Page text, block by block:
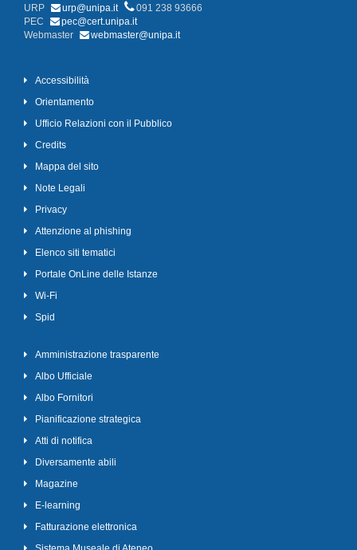
URP
urp@unipa.it
091 238 93666
PEC
pec@cert.unipa.it
Webmaster
webmaster@unipa.it
Accessibilità
Orientamento
Ufficio Relazioni con il Pubblico
Credits
Mappa del sito
Note Legali
Privacy
Attenzione al phishing
Elenco siti tematici
Portale OnLine delle Istanze
Wi-Fi
Spid
Amministrazione trasparente
Albo Ufficiale
Albo Fornitori
Pianificazione strategica
Atti di notifica
Diversamente abili
Magazine
E-learning
Fatturazione elettronica